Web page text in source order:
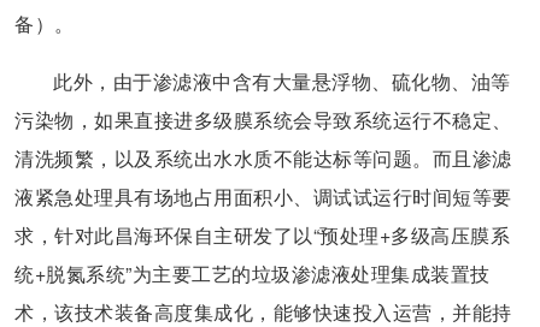
备）。
此外，由于渗滤液中含有大量悬浮物、硫化物、油等
污染物，如果直接进多级膜系统会导致系统运行不稳定、
清洗频繁，以及系统出水水质不能达标等问题。而且渗滤
液紧急处理具有场地占用面积小、调试试运行时间短等要
求，针对此昌海环保自主研发了以“预处理+多级高压膜系
统+脱氮系统”为主要工艺的垃圾渗滤液处理集成装置技
术，该技术装备高度集成化，能够快速投入运营，并能持